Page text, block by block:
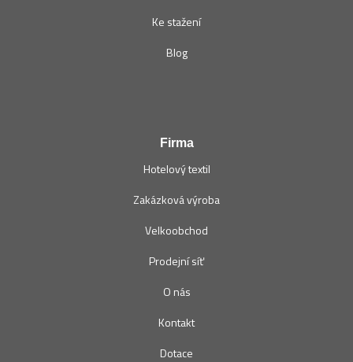
Ke stažení
Blog
Firma
Hotelový textil
Zakázková výroba
Velkoobchod
Prodejní síť
O nás
Kontakt
Dotace